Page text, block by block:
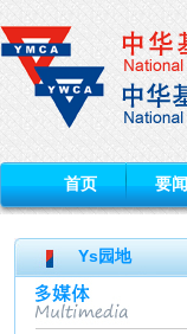
首页 要闻
Ys园地